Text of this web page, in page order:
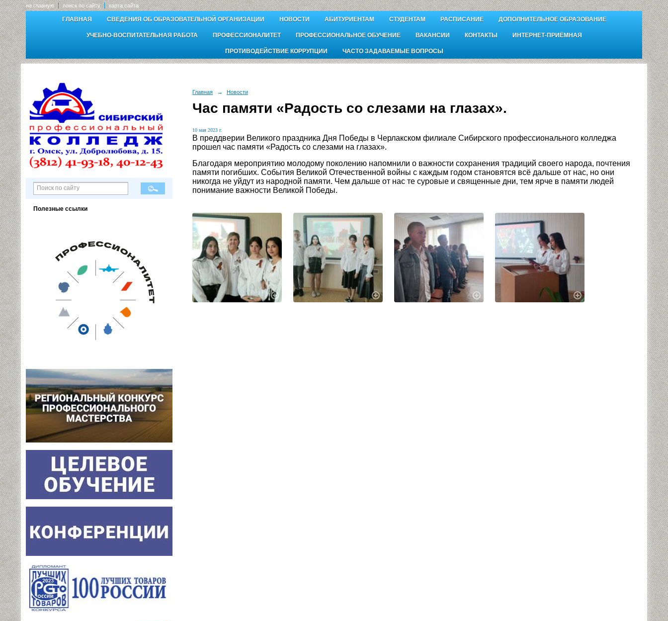
на главную поиск по сайту карта сайта
ГЛАВНАЯ СВЕДЕНИЯ ОБ ОБРАЗОВАТЕЛЬНОЙ ОРГАНИЗАЦИИ НОВОСТИ АБИТУРИЕНТАМ СТУДЕНТАМ РАСПИСАНИЕ ДОПОЛНИТЕЛЬНОЕ ОБРАЗОВАНИЕ
УЧЕБНО-ВОСПИТАТЕЛЬНАЯ РАБОТА ПРОФЕССИОНАЛИТЕТ ПРОФЕССИОНАЛЬНОЕ ОБУЧЕНИЕ ВАКАНСИИ КОНТАКТЫ ИНТЕРНЕТ-ПРИЁМНАЯ
ПРОТИВОДЕЙСТВИЕ КОРРУПЦИИ ЧАСТО ЗАДАВАЕМЫЕ ВОПРОСЫ
Полезные ссылки
Главная → Новости
Час памяти «Радость со слезами на глазах».
10 мая 2023 г.
В преддверии Великого праздника Дня Победы в Черлакском филиале Сибирского профессионального колледжа
прошел час памяти «Радость со слезами на глазах».
Благодаря мероприятию молодому поколению напомнили о важности сохранения традиций своего народа, почтения
памяти погибших. События Великой Отечественной войны с каждым годом становятся всё дальше от нас, но они
никогда не уйдут из народной памяти. Чем дальше от нас те суровые и священные дни, тем ярче в памяти людей
понимание важности Великой Победы.